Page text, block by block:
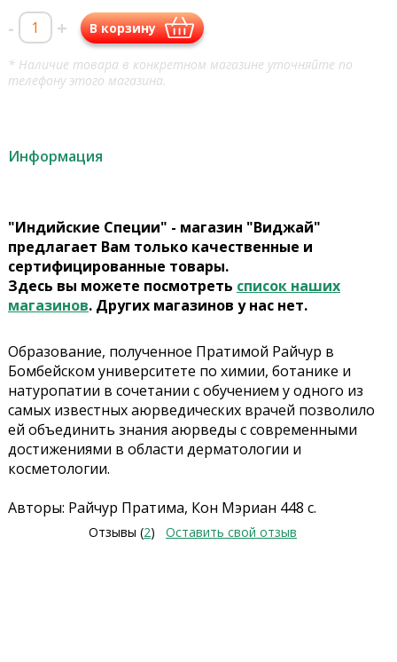
- + В корзину
* Наличие товара в конкретном магазине уточняйте по
телефону этого магазина.
Информация
"Индийские Специи" - магазин "Виджай"
предлагает Вам только качественные и
сертифицированные товары.
Здесь вы можете посмотреть список наших
магазинов. Других магазинов у нас нет.
Образование, полученное Пратимой Райчур в
Бомбейском университете по химии, ботанике и
натуропатии в сочетании с обучением у одного из
самых известных аюрведических врачей позволило
ей объединить знания аюрведы с современными
достижениями в области дерматологии и
косметологии.
Авторы: Райчур Пратима, Кон Мэриан 448 с.
Отзывы (2) Оставить свой отзыв